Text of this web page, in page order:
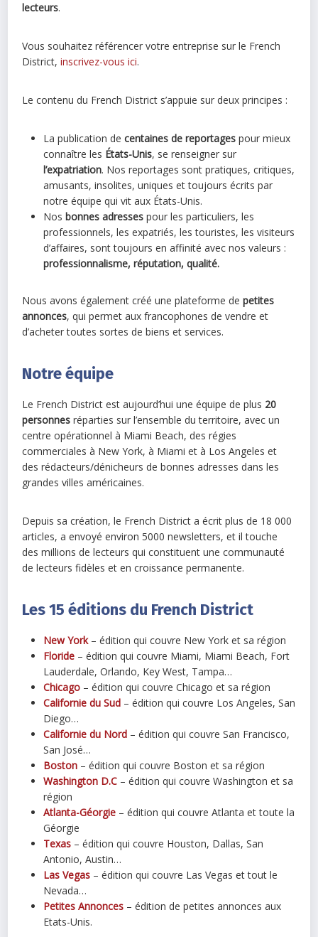
lecteurs.
Vous souhaitez référencer votre entreprise sur le French
District,inscrivez-vous ici.
Le contenu du French District s’appuie sur deux principes :
La publication decentaines de reportages pour mieux
connaître les États-Unis, se renseigner sur
l’expatriation. Nos reportages sont pratiques, critiques,
amusants, insolites, uniques et toujours écrits par
notre équipe qui vit aux États-Unis.
Nos bonnes adresses pour les particuliers, les
professionnels, les expatriés, les touristes, les visiteurs
d’affaires, sont toujours en affinité avec nos valeurs :
professionnalisme, réputation, qualité.
Nous avons également créé une plateforme depetites
annonces, qui permet aux francophones de vendre et
d’acheter toutes sortes de biens et services.
Notre équipe
Le French District est aujourd’hui une équipe de plus 20
personnes réparties sur l’ensemble du territoire, avec un
centre opérationnel à Miami Beach, des régies
commerciales à New York, à Miami et à Los Angeles et
des rédacteurs/dénicheurs de bonnes adresses dans les
grandes villes américaines.
Depuis sa création, le French District a écrit plus de 18 000
articles, a envoyé environ 5000 newsletters, et il touche
des millions de lecteurs qui constituent une communauté
de lecteurs fidèles et en croissance permanente.
Les 15 éditions du French District
New York– édition qui couvre New York et sa région
Floride – édition qui couvre Miami, Miami Beach, Fort
Lauderdale, Orlando, Key West, Tampa…
Chicago – édition qui couvre Chicago et sa région
Californie du Sud – édition qui couvre Los Angeles, San
Diego…
Californie du Nord – édition qui couvre San Francisco,
San José…
Boston – édition qui couvre Boston et sa région
Washington D.C – édition qui couvre Washington et sa
région
Atlanta-Géorgie – édition qui couvre Atlanta et toute la
Géorgie
Texas – édition qui couvre Houston, Dallas, San
Antonio, Austin…
Las Vegas – édition qui couvre Las Vegas et tout le
Nevada…
Petites Annonces – édition de petites annonces aux
Etats-Unis.